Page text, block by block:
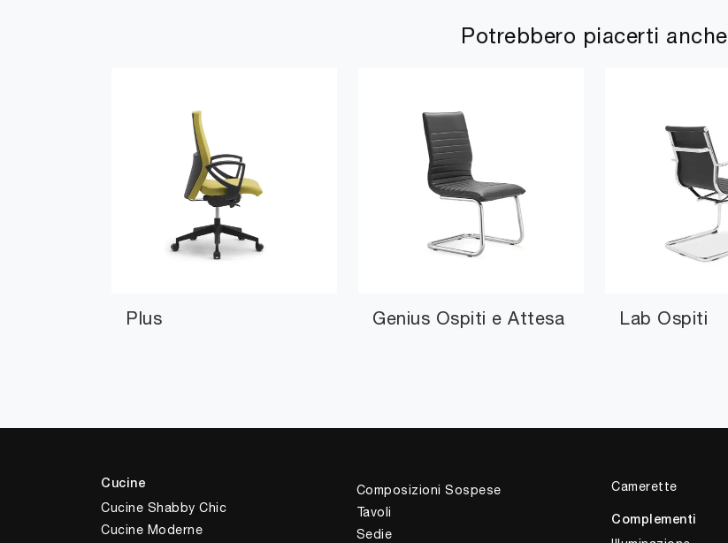
Potrebbero piacerti anche
Plus Genius Ospiti e Attesa Lab Ospiti
Cucine
Cucine Shabby Chic
Cucine Moderne
Composizioni Sospese
Tavoli
Sedie
Camerette
Complementi